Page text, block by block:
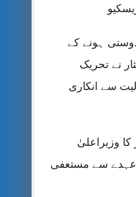
ہونے کے
نے تحریک
سے انکاری
کا وزیراعلیٰ
عہدے سے مستعفی